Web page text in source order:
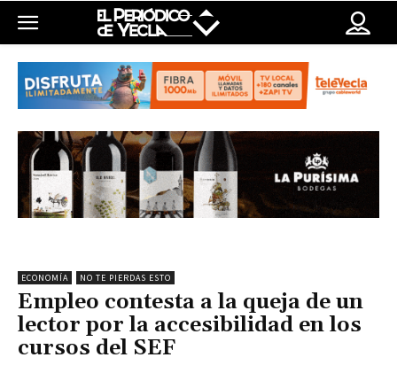
ECONOMÍA NO TE PIERDAS ESTO
Empleo contesta a la queja de un
lector por la accesibilidad en los
cursos del SEF